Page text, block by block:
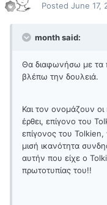
Posted June 17,
month said:
Θα διαφωνήσω με τα
βλέπω την δουλειά.
Και τον ονομάζουν οι
έρθει, επίγονο του
επίγονος του
μισή ικανότητα
αυτήν που είχε ο
πρωτοτυπίας του!!